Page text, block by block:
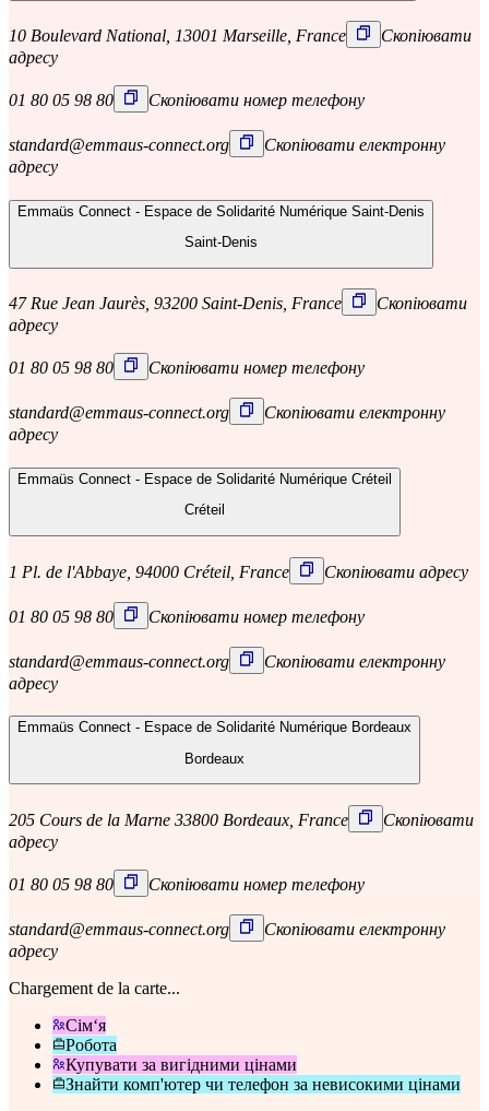
10 Boulevard National, 13001 Marseille, France
Скопіювати
адресу
01 80 05 98 80 Скопіювати номер телефону
standard@emmaus-connect.org
Скопіювати електронну
адресу
Emmaüs Connect - Espace de Solidarité Numérique Saint-Denis
Saint-Denis
47 Rue Jean Jaurès, 93200 Saint-Denis, France
Скопіювати
адресу
01 80 05 98 80 Скопіювати номер телефону
standard@emmaus-connect.org
Скопіювати електронну
адресу
Emmaüs Connect - Espace de Solidarité Numérique Créteil
Créteil
1 Pl. de l'Abbaye, 94000 Créteil, France Скопіювати адресу
01 80 05 98 80 Скопіювати номер телефону
standard@emmaus-connect.org
Скопіювати електронну
адресу
Emmaüs Connect - Espace de Solidarité Numérique Bordeaux
Bordeaux
205 Cours de la Marne 33800 Bordeaux, France
Скопіювати
адресу
01 80 05 98 80 Скопіювати номер телефону
standard@emmaus-connect.org
Скопіювати електронну
адресу
Chargement de la carte...
Сім‘я
Робота
Купувати за вигідними цінами
Знайти комп'ютер чи телефон за невисокими цінами